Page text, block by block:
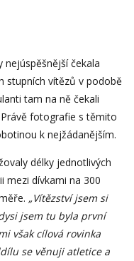
nejúspěšnější čekala
stupních vítězů v podobě
tam na ně čekali
fotografie s těmito
k nejžádanějším.
délky jednotlivých
mezi dívkami na 300
„Vítězství jsem si
jsem tu byla první
však cílová rovinka
se věnuji atletice a